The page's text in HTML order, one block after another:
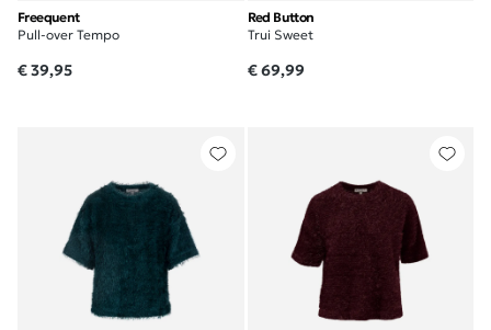
Freequent
Pull-over Tempo
€ 39,95
Red Button
Trui Sweet
€ 69,99